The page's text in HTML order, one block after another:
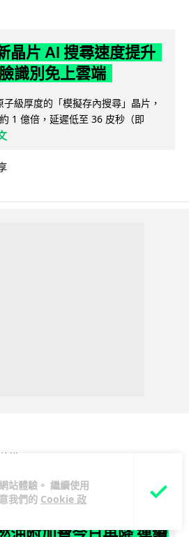
站體驗。 繼續使用
我們的 Cookie 政
晶片 AI 搜尋速度提升
識別免上雲端
級厚度的「模擬存內搜尋」晶片，
1 億倍，延遲低至 36 皮秒（即
旅遊
油附加費今日再降 連續